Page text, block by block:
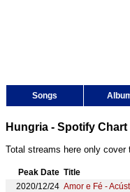
Songs
Hungria - Spotify
Total streams here only
Peak Date Title
2020/12/24 Amor e Fé -